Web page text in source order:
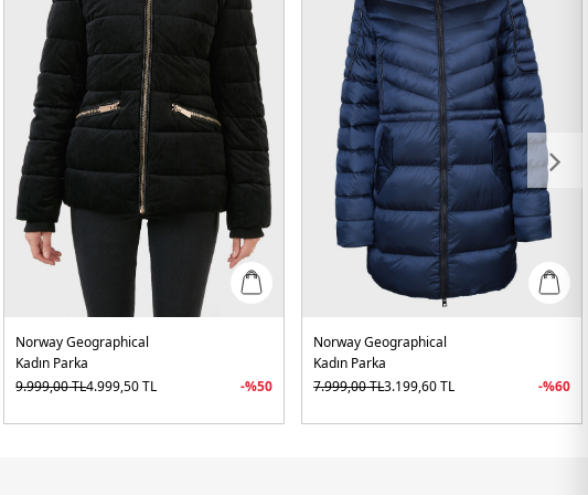
Norway Geographical
Kadın Parka
9.999,00TL4.999,50TL -%50
Norway Geographical
Kadın Parka
7.999,00TL3.199,60TL -%60